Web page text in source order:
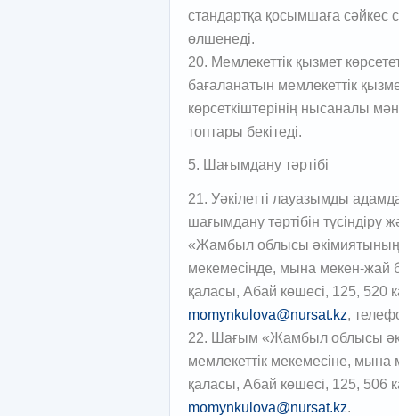
стандартқа қосымшаға сәйкес
өлшенеді.
20. Мемлекеттік қызмет
бағаланатын мемлекеттік
көрсеткіштерінің нысаналы
топтары бекітеді.
5. Шағымдану тәртібі
21. Уәкілетті лауазымды
шағымдану тәртібін
«Жамбыл облысы әкімиятының
мекемесінде, мына мекен-
қаласы, Абай көшесі, 125, 520
momynkulova@nursat.kz,
22. Шағым «Жамбыл облысы
мемлекеттік мекемесіне,
қаласы, Абай көшесі, 125, 506
momynkulova@nursat.kz.